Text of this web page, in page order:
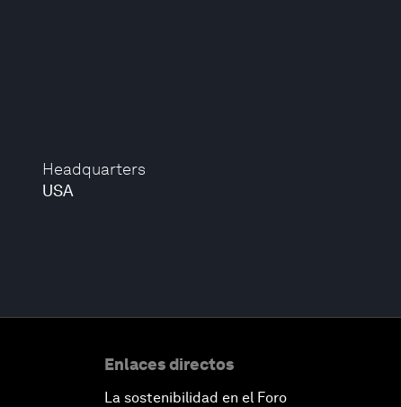
Headquarters
USA
Enlaces directos
La sostenibilidad en el Foro